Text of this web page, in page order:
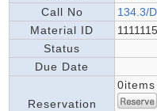
Call No
134.3/
Material ID
Status
Due Date
Reservation
0items